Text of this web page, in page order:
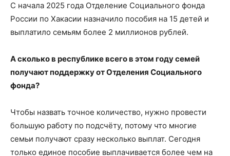
С начала 2025 года Отделение Социального фонда
России по Хакасии назначило пособия на 15 детей и
выплатило семьям более 2 миллионов рублей.
А сколько в республике всего в этом году семей
получают поддержку от Отделения Социального
фонда?
Чтобы назвать точное количество, нужно провести
большую работу по подсчёту, потому что многие
семьи получают сразу несколько выплат. Сегодня
только единое пособие выплачивается более чем на